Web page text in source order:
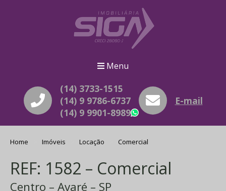
Menu
(14) 3733-1515
(14) 9 9786-6737
(14) 9 9901-8989
WhatsApp
E-mail
Home Imóveis Locação Comercial
REF: 1582 – Comercial
Centro – Avaré – SP